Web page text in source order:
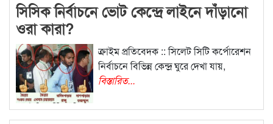
সিসিক নির্বাচনে ভোট কেন্দ্রে লাইনে দাঁড়ানো
ওরা কারা?
ক্রাইম প্রতিবেদক :: সিলেট সিটি কর্পোরেশন
নির্বাচনে বিভিন্ন কেন্দ্র ঘুরে দেখা যায়,
বিস্তারিত...